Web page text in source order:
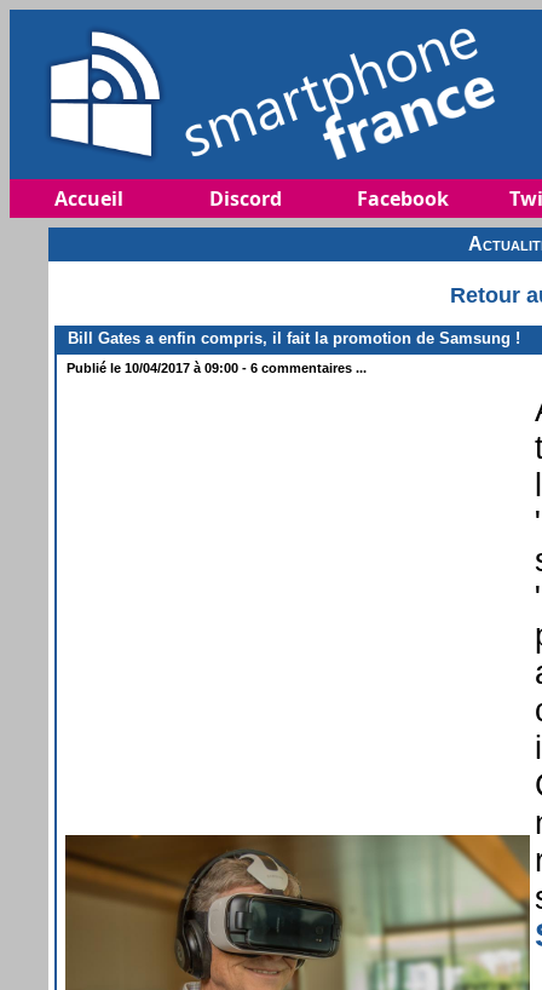
Accueil Discord Facebook
Retour
Bill Gates a enfin compris, il fait la promotion de Samsung !
Publié le 10/04/2017 à 09:00 - 6 commentaires ...